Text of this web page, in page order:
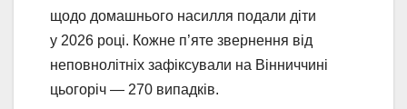
щодо домашнього насилля подали діти
у 2026 році. Кожне п’яте звернення від
неповнолітніх зафіксували на Вінниччині
цьогоріч — 270 випадків.